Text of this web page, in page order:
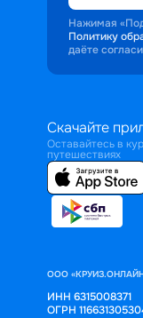
Нажимая
Политику
даёте
Скачайте
Оставайтесь в
путешествиях
ООО
ИНН 6315008371
ОГРН